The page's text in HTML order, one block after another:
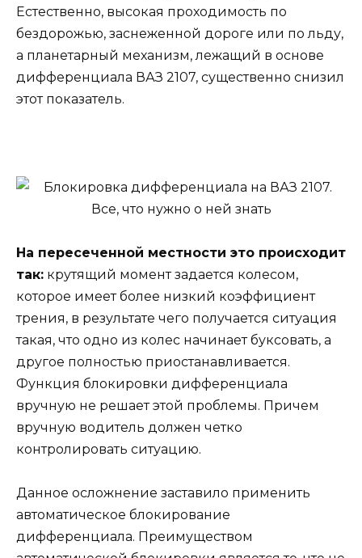
Естественно, высокая проходимость по
бездорожью, заснеженной дороге или по льду,
а планетарный механизм, лежащий в основе
дифференциала ВАЗ 2107, существенно снизил
этот показатель.
На пересеченной местности это происходит
так: крутящий момент задается колесом,
которое имеет более низкий коэффициент
трения, в результате чего получается ситуация
такая, что одно из колес начинает буксовать, а
другое полностью приостанавливается.
Функция блокировки дифференциала
вручную не решает этой проблемы. Причем
вручную водитель должен четко
контролировать ситуацию.
Данное осложнение заставило применить
автоматическое блокирование
дифференциала. Преимуществом